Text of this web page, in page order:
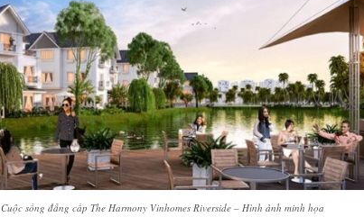
Cuộc sống đẳng cấp The Harmony Vinhomes Riverside – Hình ảnh minh họa